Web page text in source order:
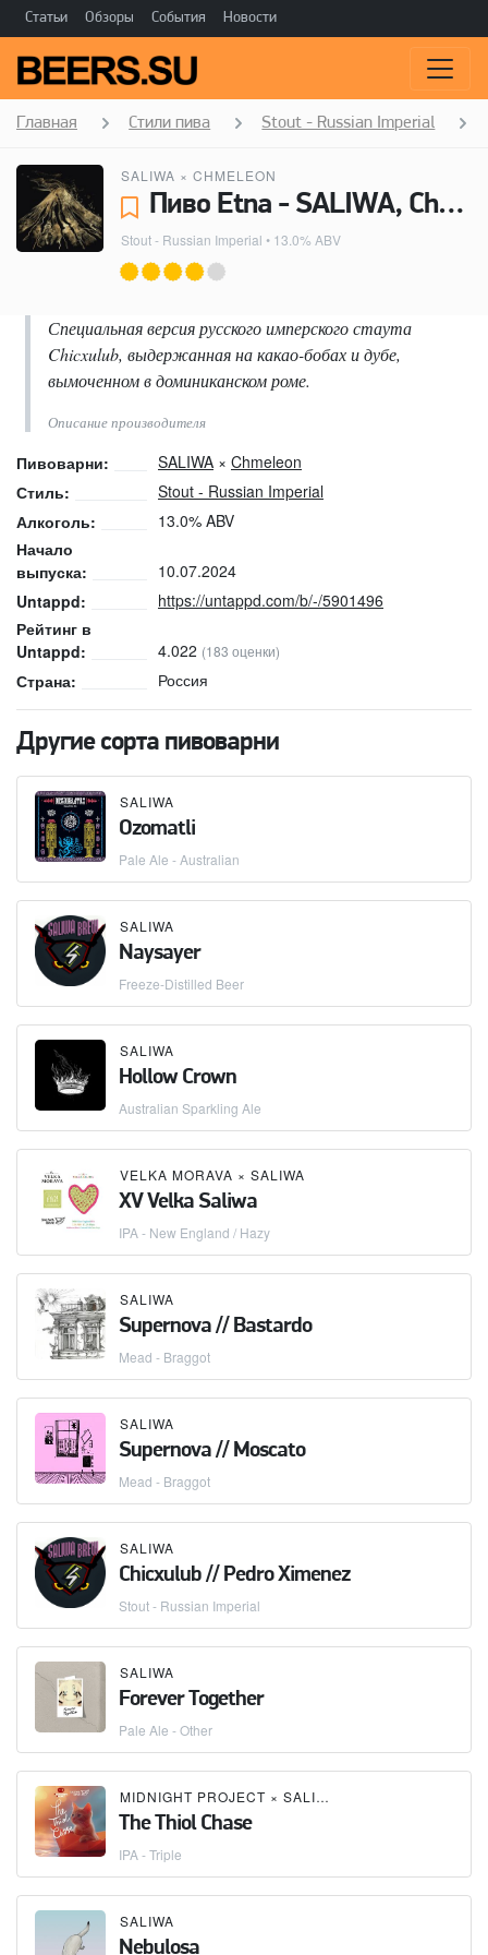
Статьи Обзоры События Новости
Главная Стили пива Stout - Russian Imperial
SALIWA × CHMELEON
Пиво Etna - SALIWA, Chmeleon
Stout - Russian Imperial • 13.0% ABV
Специальная версия русского имперского стаута
Chicxulub, выдержанная на какао-бобах и дубе,
вымоченном в доминиканском роме.
Описание производителя
Пивоварни: SALIWA × Chmeleon
Стиль:
Stout - Russian Imperial
Алкоголь:
13.0% ABV
Начало
выпуска:
10.07.2024
Untappd:
https://untappd.com/b/-/5901496
Рейтинг в
Untappd:
4.022 (183 оценки)
Страна: Россия
Другие сорта пивоварни
SALIWA
Ozomatli
Pale Ale - Australian
SALIWA
Naysayer
Freeze-Distilled Beer
SALIWA
Hollow Crown
Australian Sparkling Ale
VELKA MORAVA × SALIWA
XV Velka Saliwa
IPA - New England / Hazy
SALIWA
Supernova // Bastardo
Mead - Braggot
SALIWA
Supernova // Moscato
Mead - Braggot
SALIWA
Chicxulub // Pedro Ximenez
Stout - Russian Imperial
SALIWA
Forever Together
Pale Ale - Other
MIDNIGHT PROJECT × SALIWA
The Thiol Chase
IPA - Triple
SALIWA
Nebulosa